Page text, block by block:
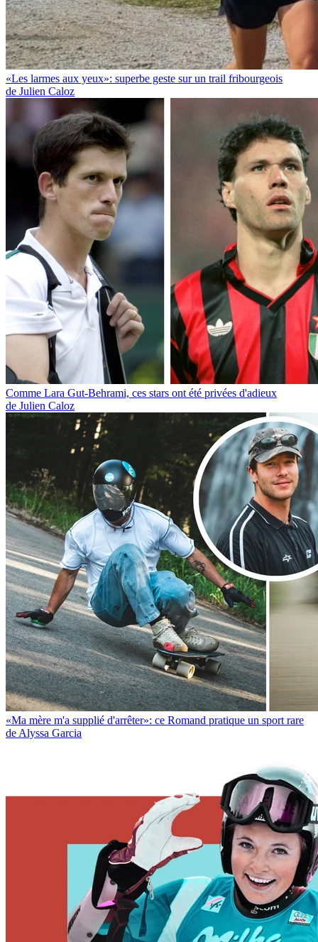
«Les larmes aux yeux»: superbe geste sur un trail fribourgeois
de Julien Caloz
Comme Lara Gut-Behrami, ces stars ont été privées d'adieux
de Julien Caloz
«Ma mère m'a supplié d'arrêter»: ce Romand pratique un sport rare
de Alyssa Garcia